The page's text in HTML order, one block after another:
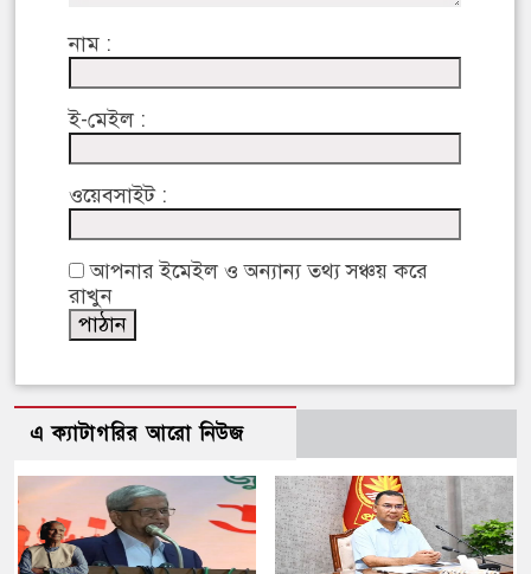
নাম :
ই-মেইল :
ওয়েবসাইট :
আপনার ইমেইল ও অন্যান্য তথ্য সঞ্চয় করে
রাখুন
এ ক্যাটাগরির আরো নিউজ